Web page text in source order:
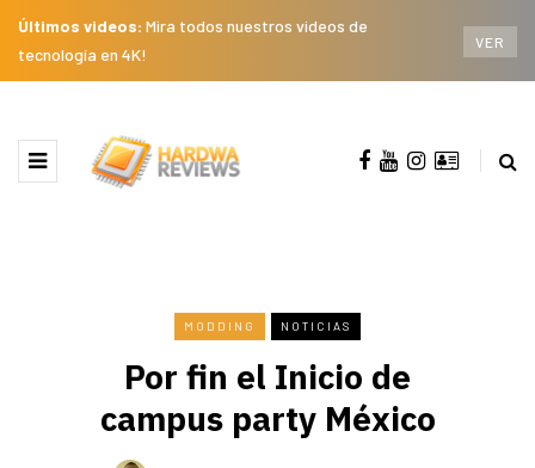
Últimos videos: Mira todos nuestros videos de
tecnología en 4K!
VER
MODDING NOTICIAS
Por fin el Inicio de
campus party México